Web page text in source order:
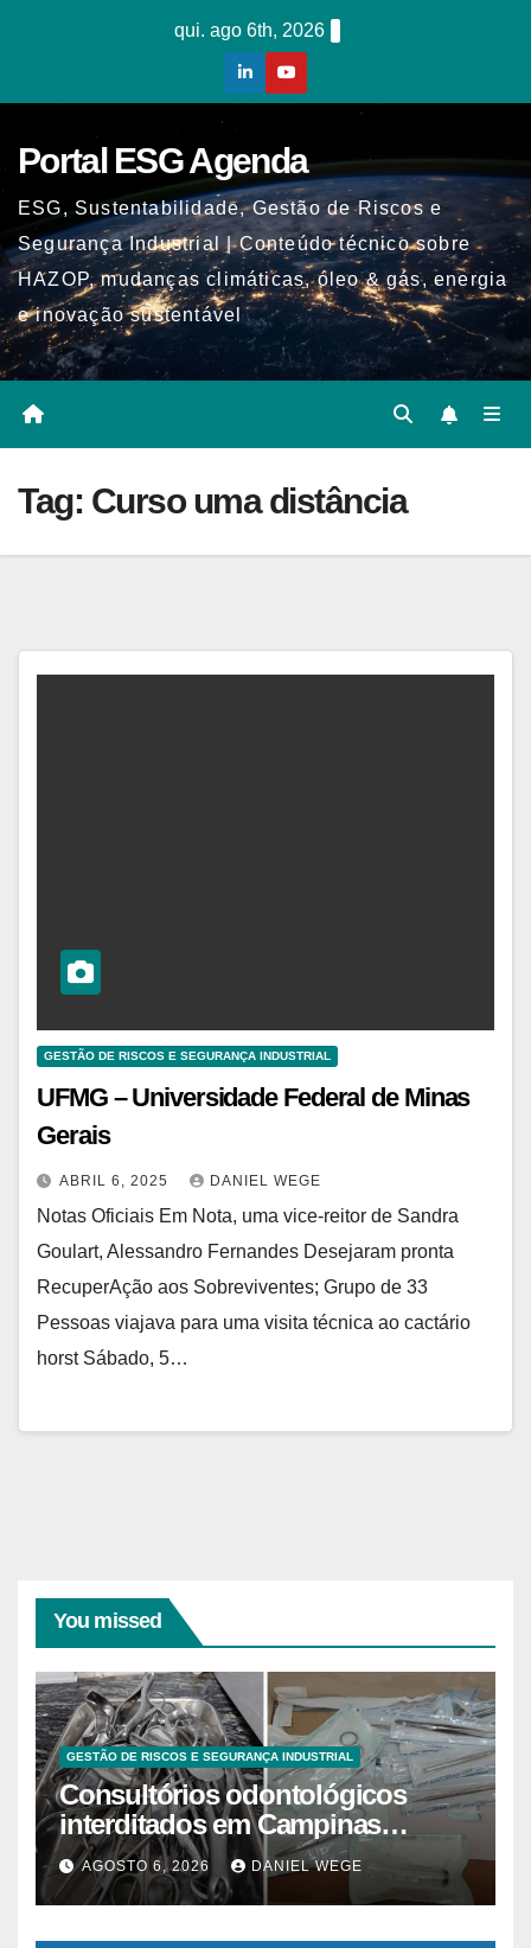
qui. ago 6th, 2026
Portal ESG Agenda
ESG, Sustentabilidade, Gestão de Riscos e
Segurança Industrial | Conteúdo técnico sobre
HAZOP, mudanças climáticas, óleo & gás, energia
e inovação sustentável
Tag: Curso uma distância
GESTÃO DE RISCOS E SEGURANÇA INDUSTRIAL
UFMG – Universidade Federal de Minas
Gerais
ABRIL 6, 2025 DANIEL WEGE
Notas Oficiais Em Nota, uma vice-reitor de Sandra
Goulart, Alessandro Fernandes Desejaram pronta
RecuperAção aos Sobreviventes; Grupo de 33
Pessoas viajava para uma visita técnica ao cactário
horst Sábado, 5…
You missed
GESTÃO DE RISCOS E SEGURANÇA INDUSTRIAL
Consultórios odontológicos
interditados em Campinas
superam 2025
AGOSTO 6, 2026 DANIEL WEGE